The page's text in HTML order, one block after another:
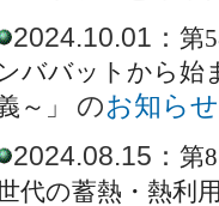
2024.10.01：第
ババットから始
～」 のお知らせ
2024.08.15：第
代の蓄熱・熱利